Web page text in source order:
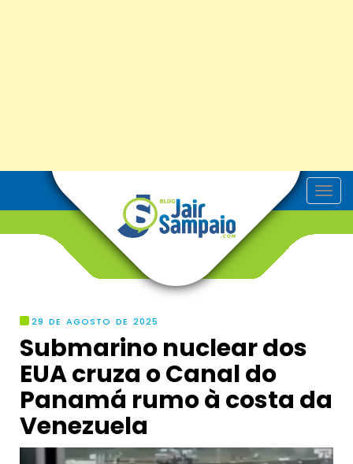
T
o
29 DE AGOSTO DE 2025
Submarino nuclear dos
EUA cruza o Canal do
Panamá rumo à costa da
Venezuela